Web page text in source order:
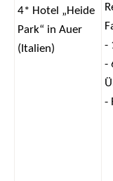
4* Hotel „Heide
Park“ in Auer
(Italien)
-
-
-